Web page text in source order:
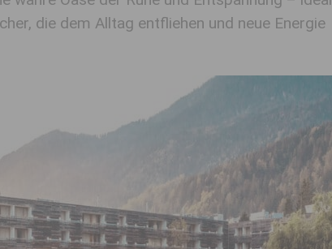
die dem Alltag entfliehen und neue Energie